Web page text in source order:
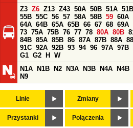
Z3 Z6 Z13 Z43 50A 50B 51A 51B
55B 55C 56 57 58A 58B 59 60A
64A 64B 65A 65B 66 67 68 69A
73 75A 75B 76 77 78 80A 80B
84B 85A 85B 86 87A 87B 88A
91C 92A 92B 93 94 96 97A 97B
G1 G2 H
W
N1A
N1B N2 N3A N3B N4A N4B
N9
Linie Zmiany
Przystanki Połączenia